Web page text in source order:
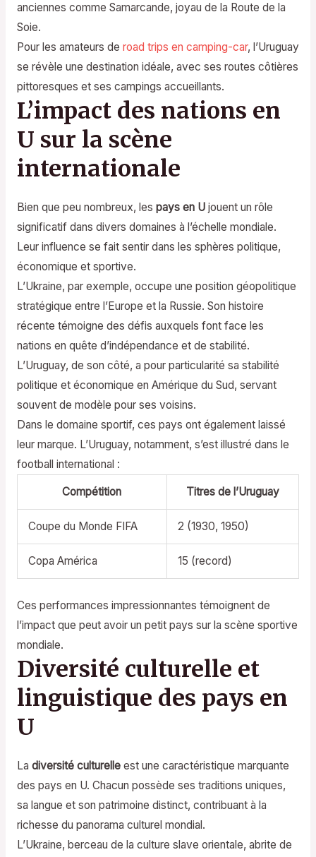
anciennes comme Samarcande, joyau de la Route de la
Soie.
Pour les amateurs de road trips en camping-car, l’Uruguay
se révèle une destination idéale, avec ses routes côtières
pittoresques et ses campings accueillants.
L’impact des nations en
U sur la scène
internationale
Bien que peu nombreux, les pays en Ujouent un rôle
significatif dans divers domaines à l’échelle mondiale.
Leur influence se fait sentir dans les sphères politique,
économique et sportive.
L’Ukraine, par exemple, occupe une position géopolitique
stratégique entre l’Europe et la Russie. Son histoire
récente témoigne des défis auxquels font face les
nations en quête d’indépendance et de stabilité.
L’Uruguay, de son côté, a pour particularité sa stabilité
politique et économique en Amérique du Sud, servant
souvent de modèle pour ses voisins.
Dans le domaine sportif, ces pays ont également laissé
leur marque. L’Uruguay, notamment, s’est illustré dans le
football international :
Compétition Titres de l’Uruguay
Coupe du Monde FIFA 2 (1930, 1950)
Copa América 15 (record)
Ces performances impressionnantes témoignent de
l’impact que peut avoir un petit pays sur la scène sportive
mondiale.
Diversité culturelle et
linguistique des pays en
U
La diversité culturelleest une caractéristique marquante
des pays en U. Chacun possède ses traditions uniques,
sa langue et son patrimoine distinct, contribuant à la
richesse du panorama culturel mondial.
L’Ukraine, berceau de la culture slave orientale, abrite de